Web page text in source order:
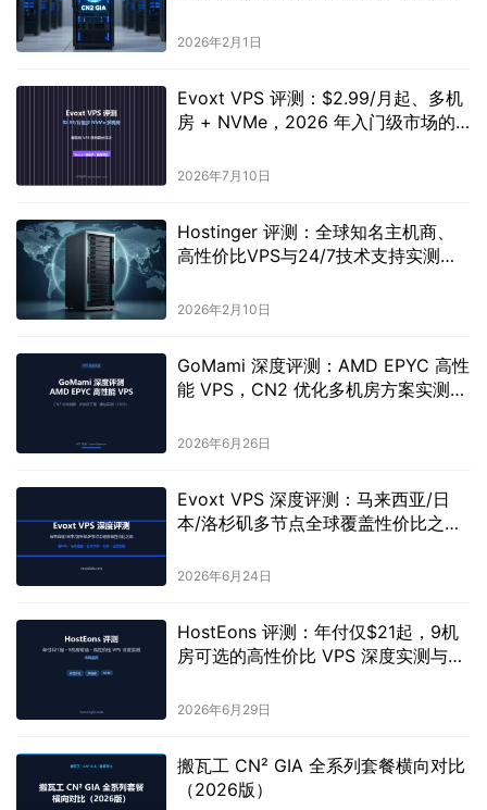
2026年2月1日
Evoxt VPS 评测：$2.99/月起、多机
房 + NVMe，2026 年入门级市场的
2026年7月10日
Hostinger 评测：全球知名主机商、
高性价比VPS与24/7技术支持实测，
2026年2月10日
GoMami 深度评测：AMD EPYC 高性
能 VPS，CN2 优化多机房方案实测
2026年6月26日
Evoxt VPS 深度评测：马来西亚/日
本/洛杉矶多节点全球覆盖性价比之选
2026年6月24日
HostEons 评测：年付仅$21起，9机
房可选的高性价比 VPS 深度实测与选
2026年6月29日
搬瓦工 CN² GIA 全系列套餐横向对比
（2026版）